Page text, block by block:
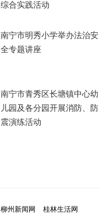
综合实践活动
南宁市明秀小学举办法治安
全专题讲座
南宁市青秀区长塘镇中心幼
儿园及各分园开展消防、防
震演练活动
柳州新闻网
桂林生活网